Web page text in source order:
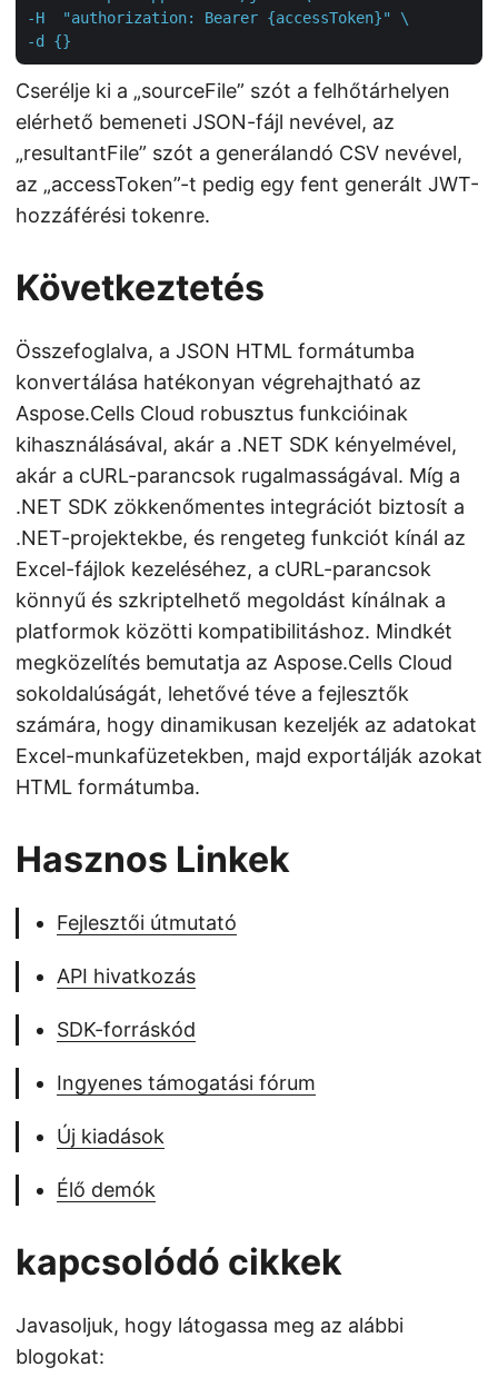
-H  "authorization: Bearer {accessToken}" \
-d {}
Cserélje ki a „sourceFile” szót a felhőtárhelyen
elérhető bemeneti JSON-fájl nevével, az
„resultantFile” szót a generálandó CSV nevével,
az „accessToken”-t pedig egy fent generált JWT-
hozzáférési tokenre.
Következtetés
Összefoglalva, a JSON HTML formátumba
konvertálása hatékonyan végrehajtható az
Aspose.Cells Cloud robusztus funkcióinak
kihasználásával, akár a .NET SDK kényelmével,
akár a cURL-parancsok rugalmasságával. Míg a
.NET SDK zökkenőmentes integrációt biztosít a
.NET-projektekbe, és rengeteg funkciót kínál az
Excel-fájlok kezeléséhez, a cURL-parancsok
könnyű és szkriptelhető megoldást kínálnak a
platformok közötti kompatibilitáshoz. Mindkét
megközelítés bemutatja az Aspose.Cells Cloud
sokoldalúságát, lehetővé téve a fejlesztők
számára, hogy dinamikusan kezeljék az adatokat
Excel-munkafüzetekben, majd exportálják azokat
HTML formátumba.
Hasznos Linkek
Fejlesztői útmutató
API hivatkozás
SDK-forráskód
Ingyenes támogatási fórum
Új kiadások
Élő demók
kapcsolódó cikkek
Javasoljuk, hogy látogassa meg az alábbi
blogokat: